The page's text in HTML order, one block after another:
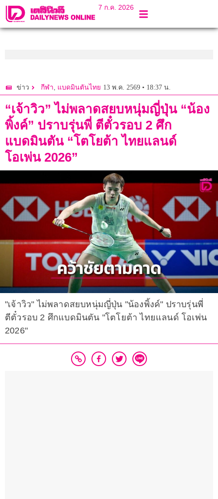
7 ก.ค. 2026
ข่าว กีฬา, แบดมินตันไทย 13 พ.ค. 2569 • 18:37 น.
“เจ้าวิว” ไม่พลาดสยบหนุ่มญี่ปุ่น “น้อง
พิ้งค์” ปราบรุ่นพี่ ตีตั๋วรอบ 2 ศึก
แบดมินตัน “โตโยต้า ไทยแลนด์
โอเพ่น 2026”
"เจ้าวิว" ไม่พลาดสยบหนุ่มญี่ปุ่น "น้องพิ้งค์" ปราบรุ่นพี่
ตีตั๋วรอบ 2 ศึกแบดมินตัน "โตโยต้า ไทยแลนด์ โอเพ่น
2026"